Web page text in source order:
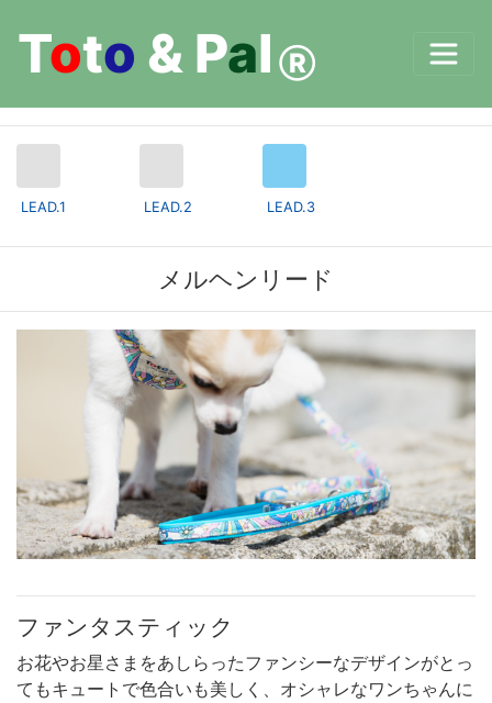
Toto & Pal Ⓡ
LEAD.1 LEAD.2 LEAD.3
メルヘンリード
ファンタスティック
お花やお星さまをあしらったファンシーなデザインがとっ
てもキュートで色合いも美しく、オシャレなワンちゃんに